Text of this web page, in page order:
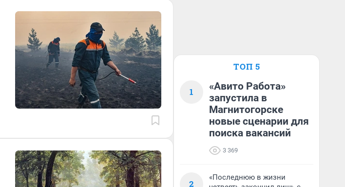
ТОП 5
1
«Авито Работа»
запустила в
Магнитогорске
новые сценарии для
поиска вакансий
3 369
2
«Последнюю в жизни